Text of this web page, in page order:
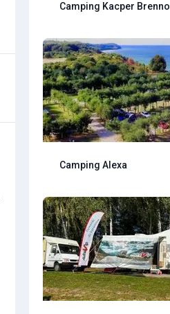
Camping Kacper Brenno
Camping Alexa